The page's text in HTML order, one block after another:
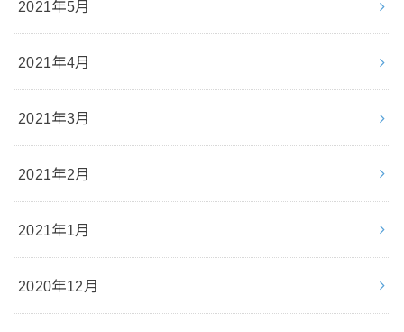
2021年5月
2021年4月
2021年3月
2021年2月
2021年1月
2020年12月